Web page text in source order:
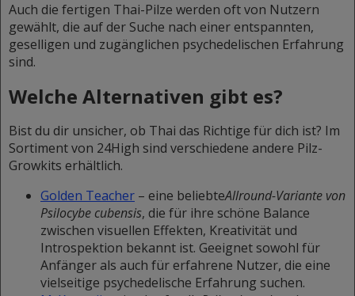
Auch die fertigen Thai-Pilze werden oft von Nutzern
gewählt, die auf der Suche nach einer entspannten,
geselligen und zugänglichen psychedelischen Erfahrung
sind.
Welche Alternativen gibt es?
Bist du dir unsicher, ob Thai das Richtige für dich ist? Im
Sortiment von 24High sind verschiedene andere Pilz-
Growkits erhältlich.
Golden Teacher – eine beliebteAllround-Variante von
Psilocybe cubensis, die für ihre schöne Balance
zwischen visuellen Effekten, Kreativität und
Introspektion bekannt ist. Geeignet sowohl für
Anfänger als auch für erfahrene Nutzer, die eine
vielseitige psychedelische Erfahrung suchen.